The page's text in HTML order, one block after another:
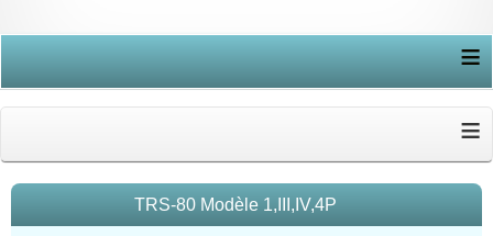
≡
≡
TRS-80 Modèle 1,III,IV,4P